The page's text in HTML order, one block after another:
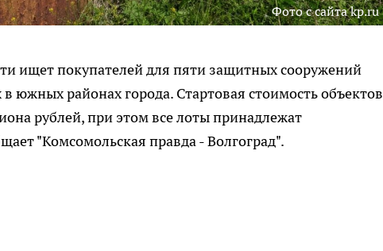
Фото с сайта kp.ru
ищет покупателей для пяти защитных сооружений
южных районах города. Стартовая стоимость объектов
рублей, при этом все лоты принадлежат
"Комсомольская правда - Волгоград".